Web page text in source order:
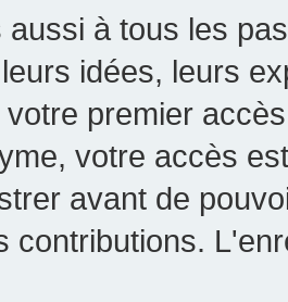
aussi à tous les
idées, leurs
premier
votre accès
avant de
contributions.